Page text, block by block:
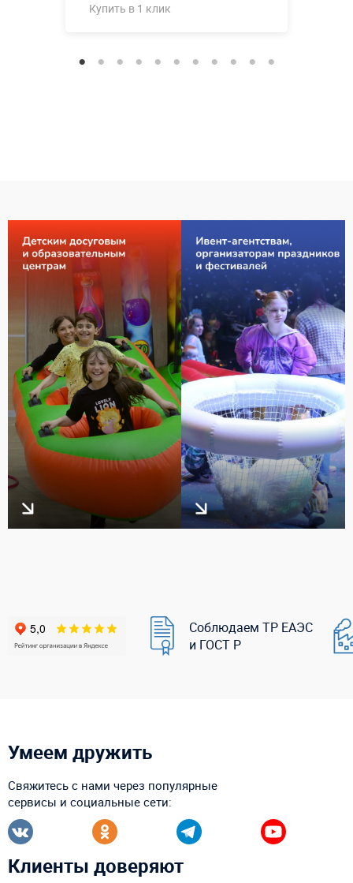
Купить в 1 клик
Соблюдаем ТР ЕАЭС
и ГОСТ Р
Умеем дружить
Свяжитесь с нами через популярные
сервисы и социальные сети:
Клиенты доверяют